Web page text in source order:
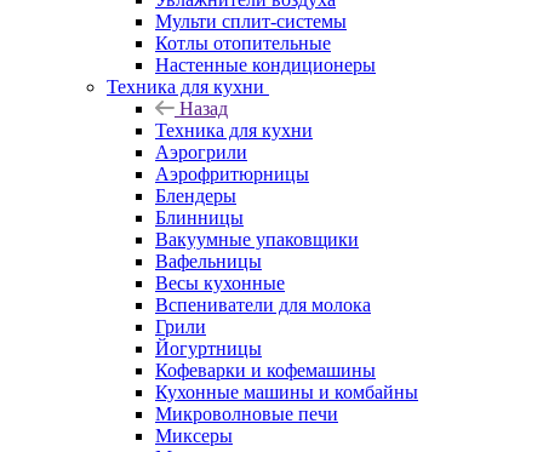
Мульти сплит-системы
Котлы отопительные
Настенные кондиционеры
Техника для кухни
Назад
Техника для кухни
Аэрогрили
Аэрофритюрницы
Блендеры
Блинницы
Вакуумные упаковщики
Вафельницы
Весы кухонные
Вспениватели для молока
Грили
Йогуртницы
Кофеварки и кофемашины
Кухонные машины и комбайны
Микроволновые печи
Миксеры